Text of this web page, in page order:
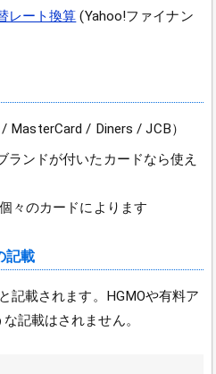
レート換算 (Yahoo!ファイナン
MasterCard / Diners / JCB）
ランドが付いたカードなら使え
々のカードによります
記載
記載されます。HGMOや有料ア
記載はされません。